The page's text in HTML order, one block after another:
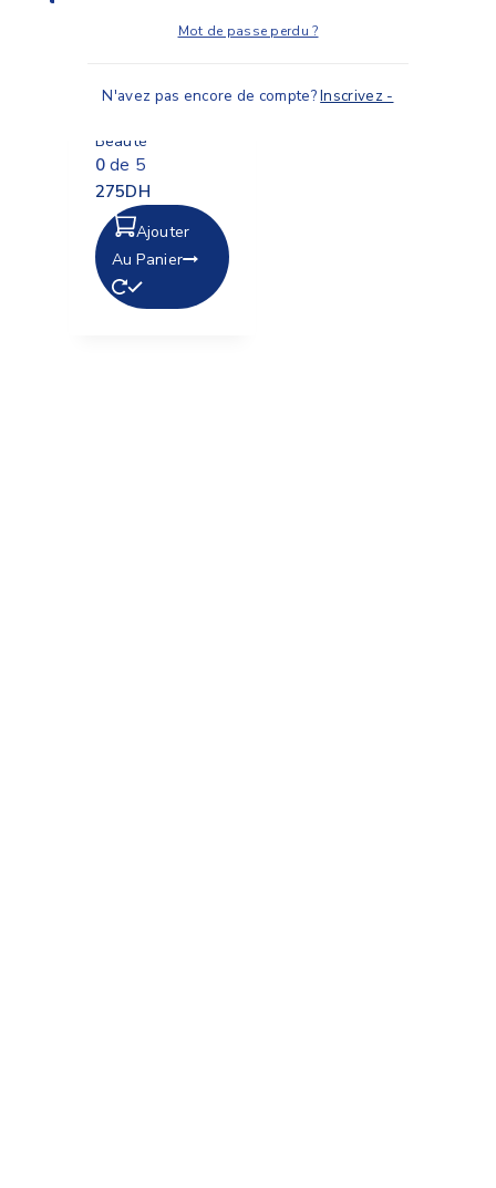
Beauté
0de 5
275DH
Ajouter
Au Panier
Mot de passe perdu ?
N'avez pas encore de compte?Inscrivez -